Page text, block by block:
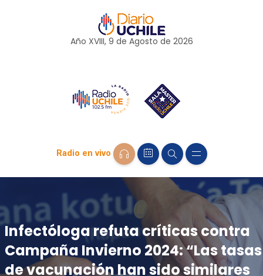
Año XVIII, 9 de Agosto de 2026
Radio en vivo
Infectóloga refuta críticas contra
Campaña Invierno 2024: “Las tasas
de vacunación han sido similares